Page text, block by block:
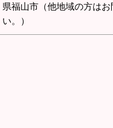
県福山市（他地域の方はお
い。）